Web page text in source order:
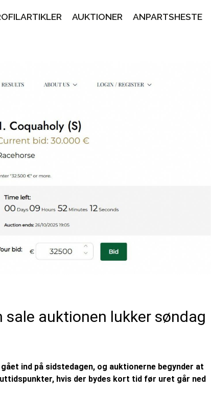
sale auktionen lukker søndag
ind på sidstedagen, og auktionerne begynder at
hvis der bydes kort tid før uret går ned
AUKTIONER ANPARTSHESTE